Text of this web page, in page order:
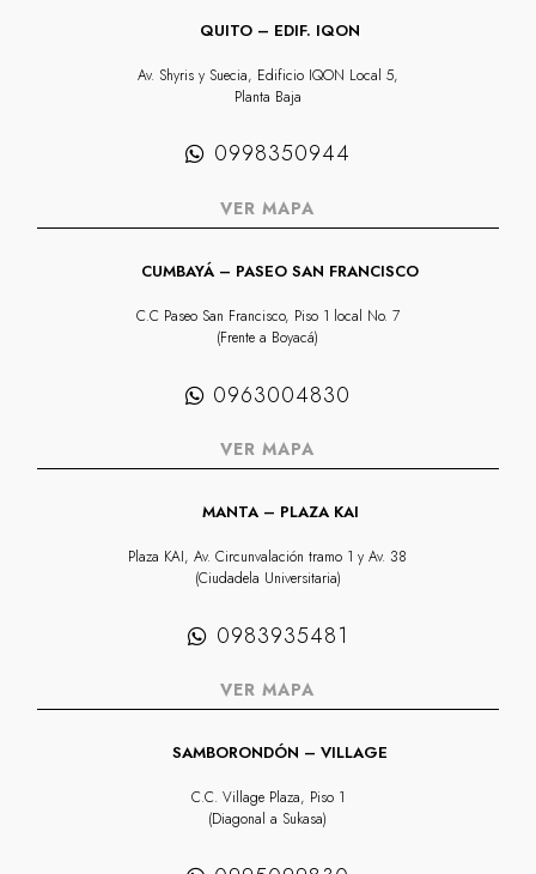
QUITO – EDIF. IQON
Av. Shyris y Suecia, Edificio IQON Local 5,
Planta Baja
0998350944
VER MAPA
CUMBAYÁ – PASEO SAN FRANCISCO
C.C Paseo San Francisco, Piso 1 local No. 7
(Frente a Boyacá)
0963004830
VER MAPA
MANTA – PLAZA KAI
Plaza KAI, Av. Circunvalación tramo 1 y Av. 38
(Ciudadela Universitaria)
0983935481
VER MAPA
SAMBORONDÓN – VILLAGE
C.C. Village Plaza, Piso 1
(Diagonal a Sukasa)